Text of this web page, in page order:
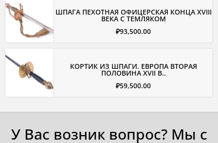
ШПАГА ПЕХОТНАЯ ОФИЦЕРСКАЯ КОНЦА XVIII
ВЕКА С ТЕМЛЯКОМ
₽93,500.00
КОРТИК ИЗ ШПАГИ. ЕВРОПА ВТОРАЯ
ПОЛОВИНА XVII В..
₽59,500.00
У Вас возник вопрос? Мы с